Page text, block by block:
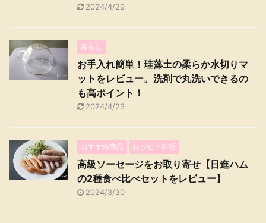
2024/4/29
暮らし
お手入れ簡単！珪藻土の柔らか水切りマ
ットをレビュー。洗剤で丸洗いできるの
も高ポイント！
2024/4/23
おすすめ商品 レシピ・料理
高級ソーセージをお取り寄せ【日進ハム
の2種食べ比べセットをレビュー】
2024/3/30